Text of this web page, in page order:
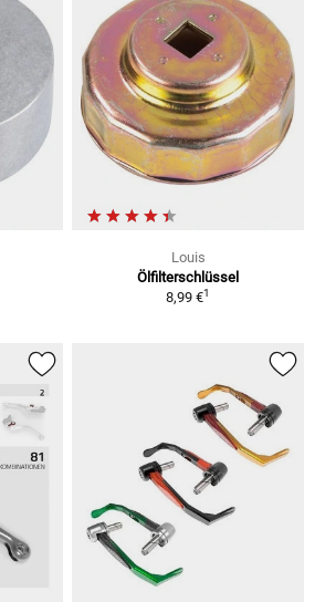
Louis
Ölfilterschlüssel
8,99 €1